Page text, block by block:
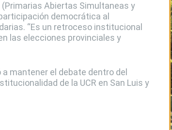
Abiertas Simultaneas y
democrática al
“Es un retroceso institucional
las elecciones provinciales y
mantener el debate dentro del
de la UCR en San Luis y